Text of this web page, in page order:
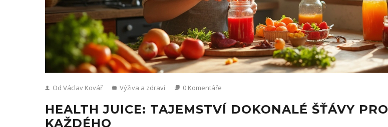
Od Václav Kovář Výživa a zdraví 0 Komentáře
HEALTH JUICE: TAJEMSTVÍ DOKONALÉ ŠŤÁVY PRO
KAŽDÉHO